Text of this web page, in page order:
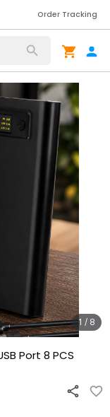
Order Tracking
1 / 8
Port 8 PCS